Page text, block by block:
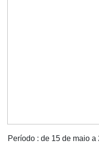
Período : de 15 de maio